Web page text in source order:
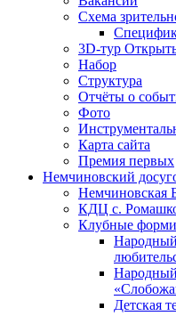
Схема
3D-тур
Набор
Структура
Отчёты о
Фото
Карта сайта
Премия первых
Немчиновский
Немчиновская
КДЦ с.
Клубные
Детская